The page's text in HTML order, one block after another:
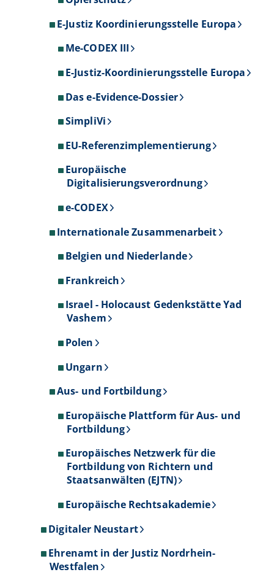
E-Justiz Koordinierungsstelle Europa
Me-CODEX III
E-Justiz-Koordinierungsstelle Europa
Das e-Evidence-Dossier
SimpliVi
EU-Referenzimplementierung
Europäische
Digitalisierungsverordnung
e-CODEX
Internationale Zusammenarbeit
Belgien und Niederlande
Frankreich
Israel - Holocaust Gedenkstätte Yad
Vashem
Polen
Ungarn
Aus- und Fortbildung
Europäische Plattform für Aus- und
Fortbildung
Europäisches Netzwerk für die
Fortbildung von Richtern und
Staatsanwälten (EJTN)
Europäische Rechtsakademie
Digitaler Neustart
Ehrenamt in der Justiz Nordrhein-
Westfalen